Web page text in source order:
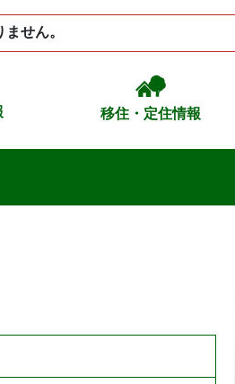
せん。
移住・定住情報